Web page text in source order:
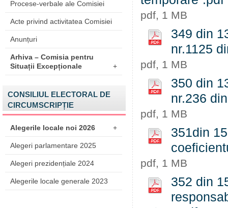
Procese-verbale ale Comisiei
Acte privind activitatea Comisiei
Anunțuri
Arhiva – Comisia pentru
Situații Excepționale
+
CONSILIUL ELECTORAL DE
CIRCUMSCRIPȚIE
Alegerile locale noi 2026 +
Alegeri parlamentare 2025
Alegeri prezidențiale 2024
Alegerile locale generale 2023
pdf, 1 MB
349 din
nr.1125
pdf, 1 MB
350 din
nr.236
pdf, 1 MB
351din
pdf, 1 MB
352 din